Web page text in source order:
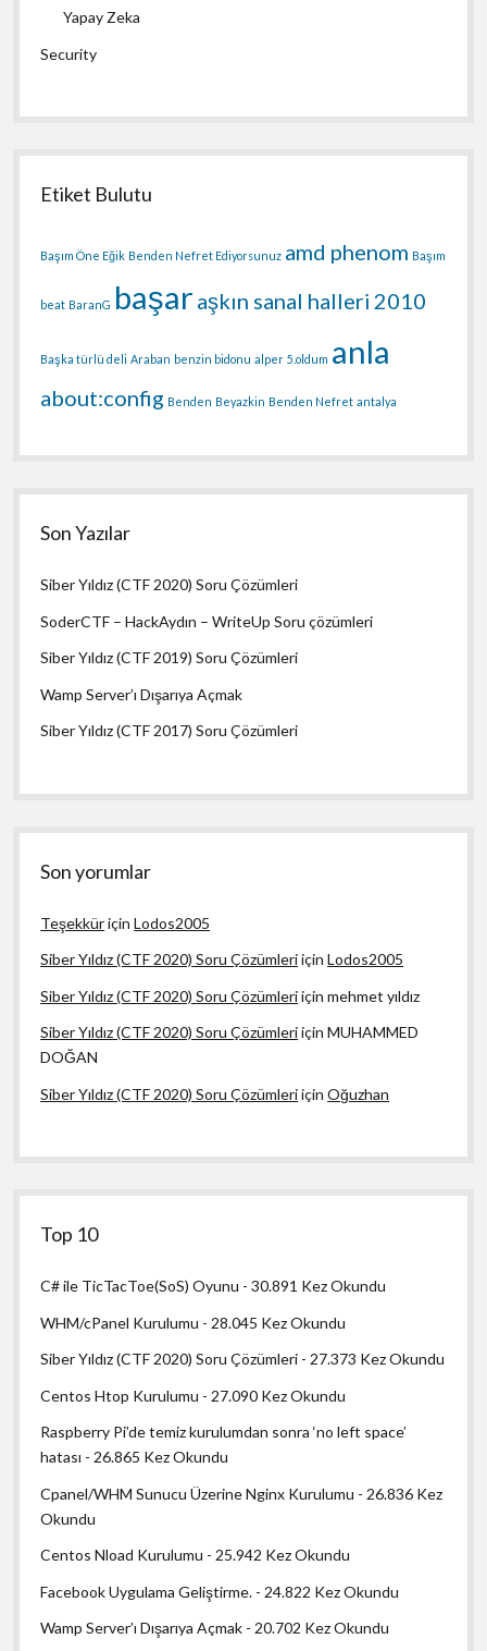
Yapay Zeka
Security
Etiket Bulutu
Başım Öne Eğik Benden Nefret Ediyorsunuz amd phenom Başım
beat BaranG başar aşkın sanal halleri 2010
Başka türlü deli Araban benzin bidonu alper 5.oldum anla
about:config Benden Beyazkin Benden Nefret antalya
Son Yazılar
Siber Yıldız (CTF 2020) Soru Çözümleri
SoderCTF – HackAydın – WriteUp Soru çözümleri
Siber Yıldız (CTF 2019) Soru Çözümleri
Wamp Server’ı Dışarıya Açmak
Siber Yıldız (CTF 2017) Soru Çözümleri
Son yorumlar
TeşekküriçinLodos2005
Siber Yıldız (CTF 2020) Soru ÇözümleriiçinLodos2005
Siber Yıldız (CTF 2020) Soru Çözümleriiçinmehmet yıldız
Siber Yıldız (CTF 2020) Soru ÇözümleriiçinMUHAMMED
DOĞAN
Siber Yıldız (CTF 2020) Soru ÇözümleriiçinOğuzhan
Top 10
C# ile TicTacToe(SoS) Oyunu - 30.891 Kez Okundu
WHM/cPanel Kurulumu - 28.045 Kez Okundu
Siber Yıldız (CTF 2020) Soru Çözümleri - 27.373 Kez Okundu
Centos Htop Kurulumu - 27.090 Kez Okundu
Raspberry Pi’de temiz kurulumdan sonra ‘no left space’
hatası - 26.865 Kez Okundu
Cpanel/WHM Sunucu Üzerine Nginx Kurulumu - 26.836 Kez
Okundu
Centos Nload Kurulumu - 25.942 Kez Okundu
Facebook Uygulama Geliştirme. - 24.822 Kez Okundu
Wamp Server’ı Dışarıya Açmak - 20.702 Kez Okundu